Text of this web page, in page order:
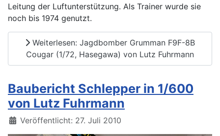
Leitung der Luftunterstützung. Als Trainer wurde sie
noch bis 1974 genutzt.
Weiterlesen: Jagdbomber Grumman F9F-8B
Cougar (1/72, Hasegawa) von Lutz Fuhrmann
Baubericht Schlepper in 1/600
von Lutz Fuhrmann
Details
Veröffentlicht: 27. Juli 2010